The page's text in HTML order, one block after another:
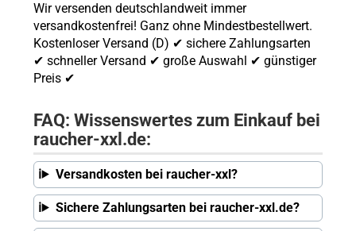
Wir versenden deutschlandweit immer
versandkostenfrei! Ganz ohne Mindestbestellwert.
Kostenloser Versand (D) ✔ sichere Zahlungsarten
✔ schneller Versand ✔ große Auswahl ✔ günstiger
Preis ✔
FAQ: Wissenswertes zum Einkauf bei
raucher-xxl.de:
Versandkosten bei raucher-xxl?
Sichere Zahlungsarten bei raucher-xxl.de?